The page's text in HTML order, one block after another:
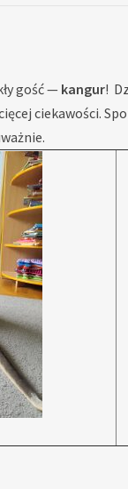
gość — kangur!
ciekawości.